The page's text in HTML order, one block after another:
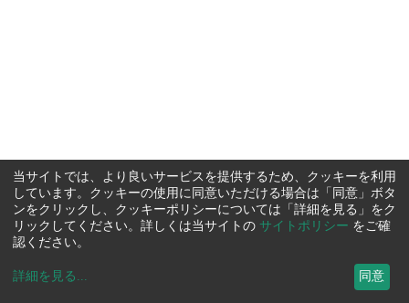
当サイトでは、より良いサービスを提供するため、クッキーを利用
しています。クッキーの使用に同意いただける場合は「同意」ボタ
ンをクリックし、クッキーポリシーについては「詳細を見る」をク
リックしてください。詳しくは当サイトの サイトポリシー をご確
認ください。
詳細を見る ... 同意